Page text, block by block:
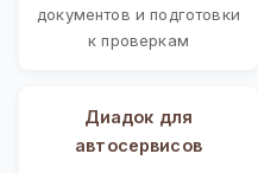
документов и подготовки
к проверкам
Диадок для
автосервисов